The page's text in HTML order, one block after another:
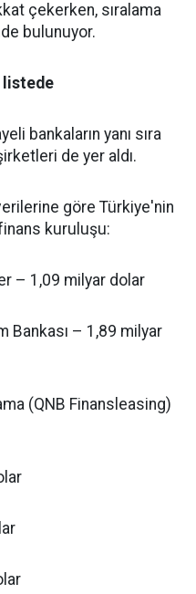
çekerken, sıralama
bulunuyor.
listede
bankaların yanı sıra
de yer aldı.
göre Türkiye'nin
kuruluşu:
– 1,09 milyar dolar
Bankası – 1,89 milyar
(QNB Finansleasing)